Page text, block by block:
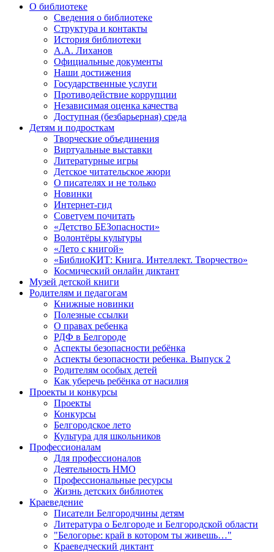
О библиотеке
Сведения о библиотеке
Структура и контакты
История библиотеки
А.А. Лиханов
Официальные документы
Наши достижения
Государственные услуги
Противодействие коррупции
Независимая оценка качества
Доступная (безбарьерная) среда
Детям и подросткам
Творческие объединения
Виртуальные выставки
Литературные игры
Детское читательское жюри
О писателях и не только
Новинки
Интернет-гид
Советуем почитать
«Детство БЕЗопасности»
Волонтёры культуры
«Лето с книгой»
«БиблиоКИТ: Книга. Интеллект. Творчество»
Космический онлайн диктант
Музей детской книги
Родителям и педагогам
Книжные новинки
Полезные ссылки
О правах ребенка
РДФ в Белгороде
Аспекты безопасности ребёнка
Аспекты безопасности ребенка. Выпуск 2
Родителям особых детей
Как уберечь ребёнка от насилия
Проекты и конкурсы
Проекты
Конкурсы
Белгородское лето
Культура для школьников
Профессионалам
Для профессионалов
Деятельность НМО
Профессиональные ресурсы
Жизнь детских библиотек
Краеведение
Писатели Белгородчины детям
Литература о Белгороде и Белгородской области
"Белогорье: край в котором ты живешь…"
Краеведческий диктант